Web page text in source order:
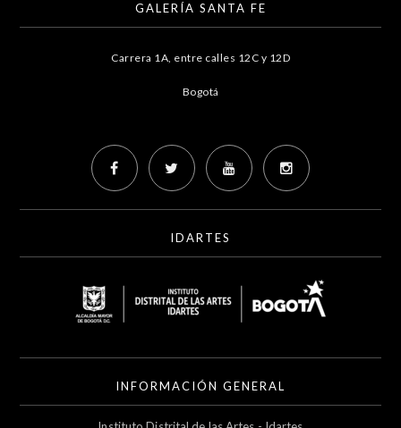
GALERÍA SANTA FE
Carrera 1A, entre calles 12C y 12D
Bogotá
IDARTES
INFORMACIÓN GENERAL